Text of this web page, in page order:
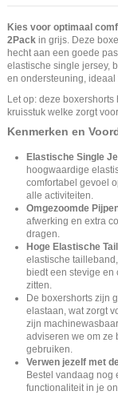
Kies voor optimaal
2Pack in grijs. Deze
hecht aan een goede
elastische single jersey,
en ondersteuning,
Let op: deze
kruisstuk welke zorgt
Kenmerken en
Elastische Single
hoogwaardige
comfortabel gevoel
alle activiteiten.
Omgezoomde
afwerking en extra
dragen.
Hoge Elastische
elastische
biedt een stevige
zitten.
De boxershorts zijn
elastaan, wat zorgt
zijn
adviseren we om ze
gebruiken.
Verwen jezelf met
Bestel vandaag nog
functionaliteit in je